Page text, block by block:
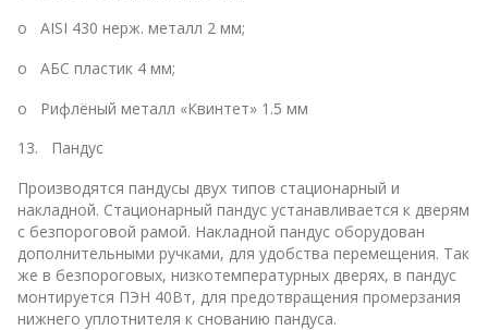
o AISI 430 нерж. металл 2 мм;
o АБС пластик 4 мм;
o Рифлёный металл «Квинтет» 1.5 мм
13. Пандус
Производятся пандусы двух типов стационарный и
накладной. Стационарный пандус устанавливается к дверям
с безпороговой рамой. Накладной пандус оборудован
дополнительными ручками, для удобства перемещения. Так
же в безпороговых, низкотемпературных дверях, в пандус
монтируется ПЭН 40Вт, для предотвращения промерзания
нижнего уплотнителя к снованию пандуса.